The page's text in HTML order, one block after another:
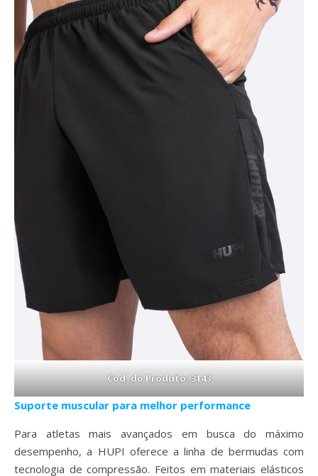
Cod. do Produto: 3143
Suporte muscular para melhor performance
Para atletas mais avançados em busca do máximo
desempenho, a HUPI oferece a linha de bermudas com
tecnologia de compressão. Feitos em materiais elásticos